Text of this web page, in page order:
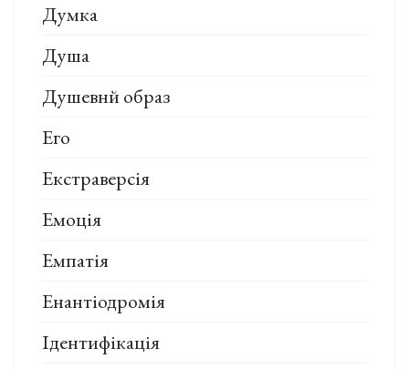
Думка
Душа
Душевнй образ
Его
Екстраверсія
Емоція
Емпатія
Енантіодромія
Ідентифікація